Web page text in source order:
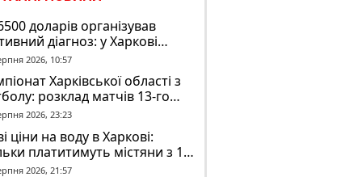
доларів організував
діагноз: у Харкові
про підозру
психлікарні
2026, 10:57
Харківської області з
розклад матчів 13-го
на 8 серпня
2026, 23:23
ціни на воду в Харкові:
платитимуть містяни з 1
2026, 21:57